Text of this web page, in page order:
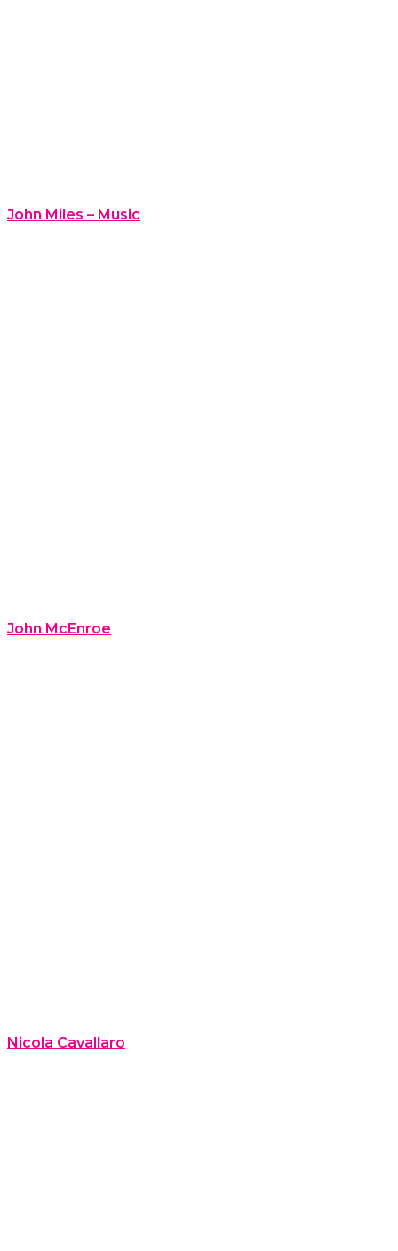
John Miles – Music
John McEnroe
Nicola Cavallaro